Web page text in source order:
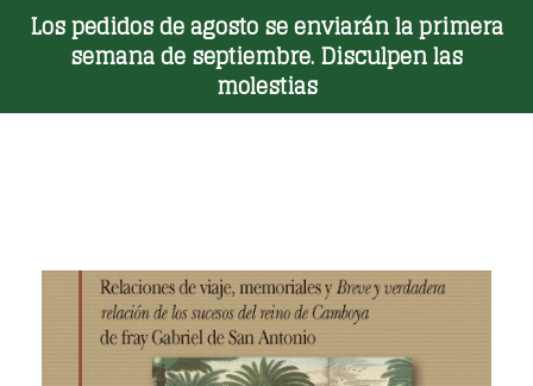
Los pedidos de agosto se enviarán la primera
semana de septiembre. Disculpen las
molestias
Toggle Menu